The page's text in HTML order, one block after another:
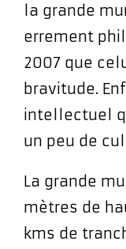
la grande
errement
2007 que
bravitude.
intellectuel
un peu de
La grande
mètres de
kms de